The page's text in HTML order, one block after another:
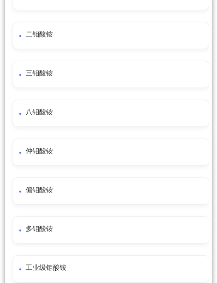
二钼酸铵
三钼酸铵
八钼酸铵
仲钼酸铵
偏钼酸铵
多钼酸铵
工业级钼酸铵